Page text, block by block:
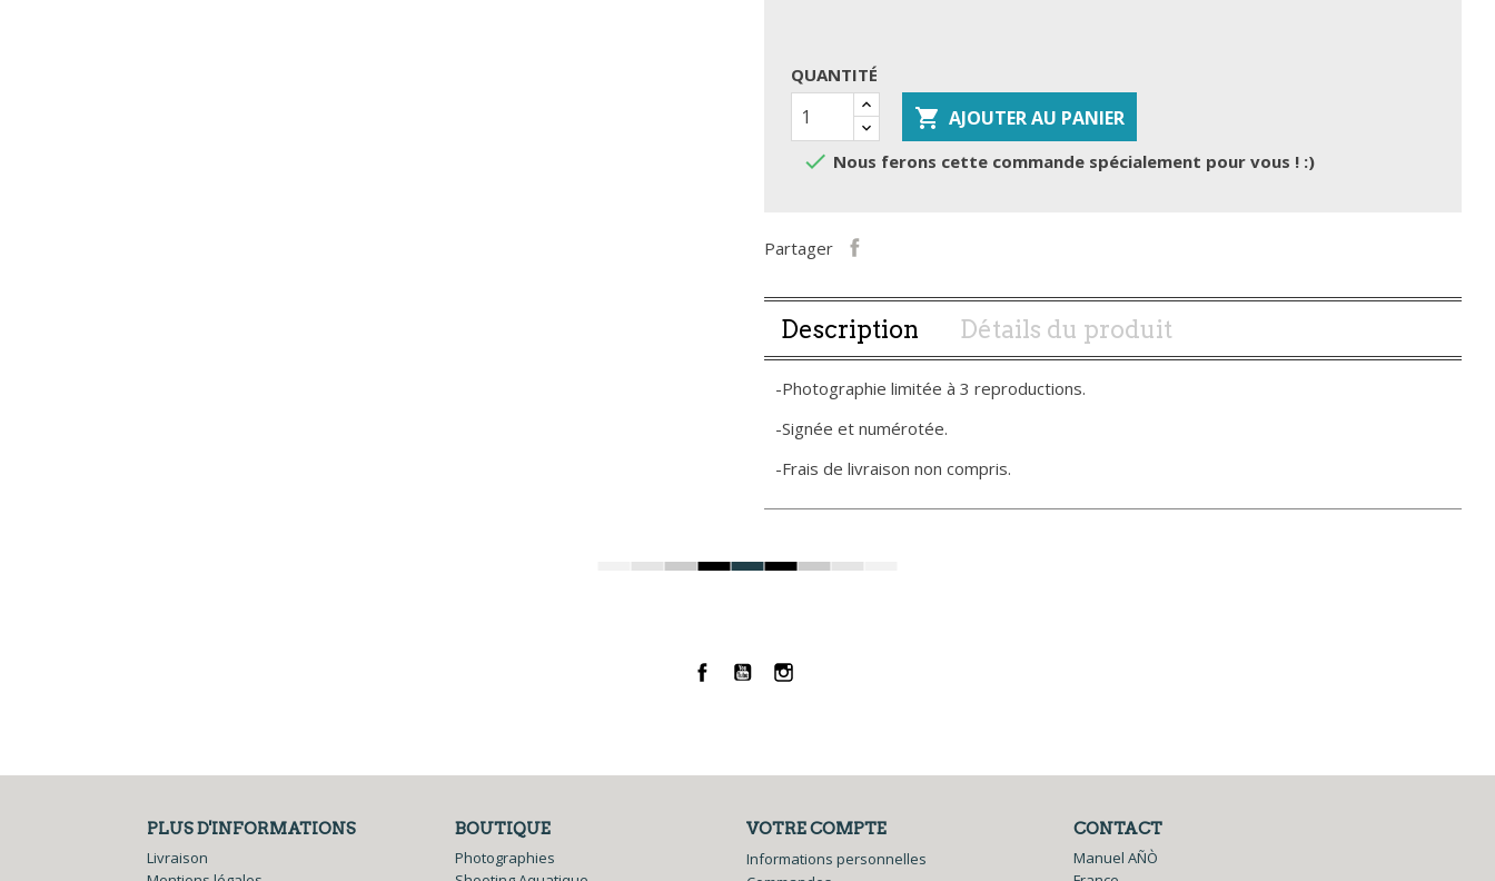
QUANTITÉ
 AJOUTER AU PANIER
 Nous ferons cette commande spécialement pour vous ! :)
Partager
Description Détails du produit
-Photographie limitée à 3 reproductions.
-Signée et numérotée.
-Frais de livraison non compris.
Facebook
YouTubeInstagram
PLUS D'INFORMATIONS
Livraison
BOUTIQUE
Photographies
VOTRE COMPTE
Informations personnelles
CONTACT
Manuel AÑÒ